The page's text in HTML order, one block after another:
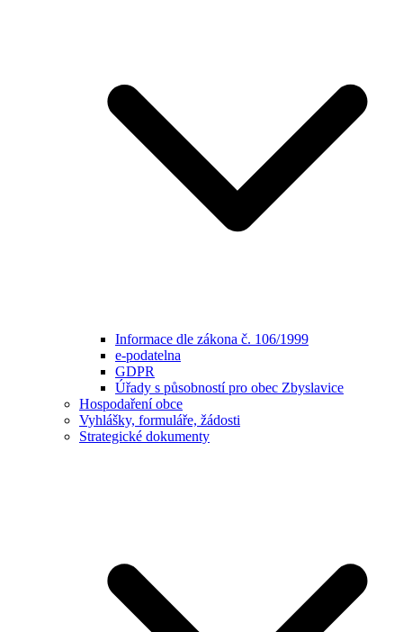
Informace dle zákona č. 106/1999
e-podatelna
GDPR
Úřady s působností pro obec Zbyslavice
Hospodaření obce
Vyhlášky, formuláře, žádosti
Strategické dokumenty